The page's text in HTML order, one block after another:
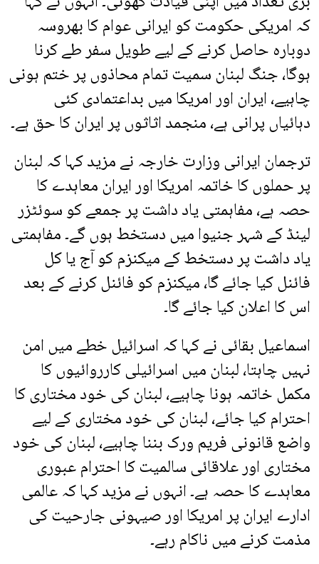
کہ امریکی حکومت کو ایرانی عوام کا بھروسہ
دوبارہ حاصل کرنے کے لیے طویل سفر طے کرنا
ہوگا، جنگ لبنان سمیت تمام محاذوں پر ختم ہونی
چاہیے، ایران اور امریکا میں بداعتمادی کئی
دہائیاں پرانی ہے، منجمد اثاثوں پر ایران کا حق ہے۔
ترجمان ایرانی وزارت خارجہ نے مزید کہا کہ لبنان
پر حملوں کا خاتمہ امریکا اور ایران معاہدے کا
حصہ ہے، مفاہمتی یاد داشت پر جمعے کو سوئٹزر
لینڈ کے شہر جنیوا میں دستخط ہوں گے۔ مفاہمتی
یاد داشت پر دستخط کے میکنزم کو آج یا کل
فائنل کیا جائے گا، میکنزم کو فائنل کرنے کے بعد
اس کا اعلان کیا جائے گا۔
اسماعیل بقائی نے کہا کہ اسرائیل خطے میں امن
نہیں چاہتا، لبنان میں اسرائیلی کارروائیوں کا
مکمل خاتمہ ہونا چاہیے، لبنان کی خود مختاری کا
احترام کیا جائے، لبنان کی خود مختاری کے لیے
واضع قانونی فریم ورک بننا چاہیے، لبنان کی خود
مختاری اور علاقائی سالمیت کا احترام عبوری
معاہدے کا حصہ ہے۔ انہوں نے مزید کہا کہ عالمی
ادارے ایران پر امریکا اور صیہونی جارحیت کی
مذمت کرنے میں ناکام رہے۔